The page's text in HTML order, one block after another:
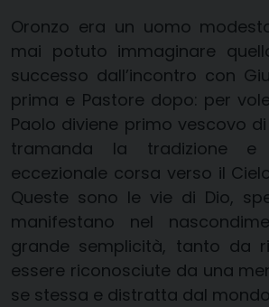
Oronzo era un uomo
mai potuto immaginare
successo dall’incontro con
prima e Pastore dopo: per
Paolo diviene primo vescovo
tramanda la tradizione e
eccezionale corsa verso il
Queste sono le vie di Dio,
manifestano nel
grande semplicità, tanto da
essere riconosciute da una
se stessa e distratta dal